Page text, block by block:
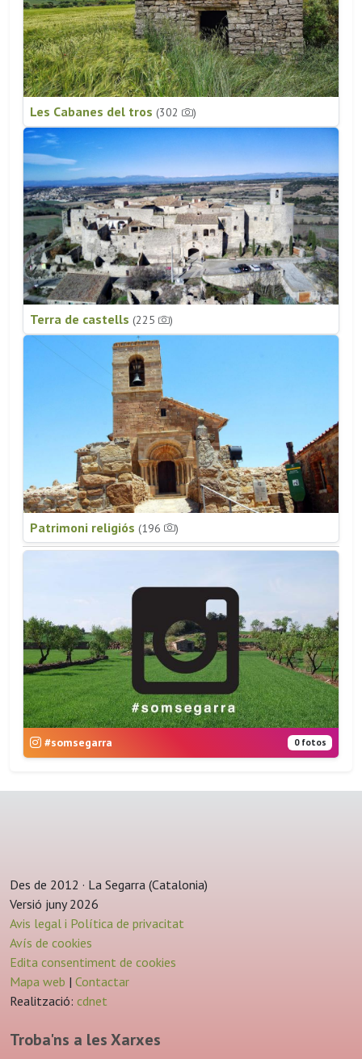
Les Cabanes del tros (302 )
Terra de castells (225 )
Patrimoni religiós (196 )
#somsegarra 0 fotos
Des de 2012 · La Segarra (Catalonia)
Versió juny 2026
Avis legal i Política de privacitat
Avís de cookies
Edita consentiment de cookies
Mapa web | Contactar
Realització: cdnet
Troba'ns a les Xarxes